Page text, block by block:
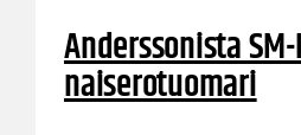
Anderssonista
naiserotuomari